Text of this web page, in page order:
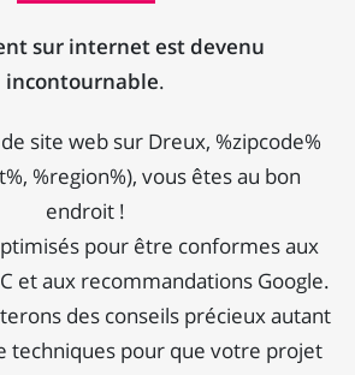
sur internet est devenu
incontournable.
site web sur Dreux, %zipcode%
%region%), vous êtes au bon
endroit !
pour être conformes aux
et aux recommandations Google.
des conseils précieux autant
techniques pour que votre projet